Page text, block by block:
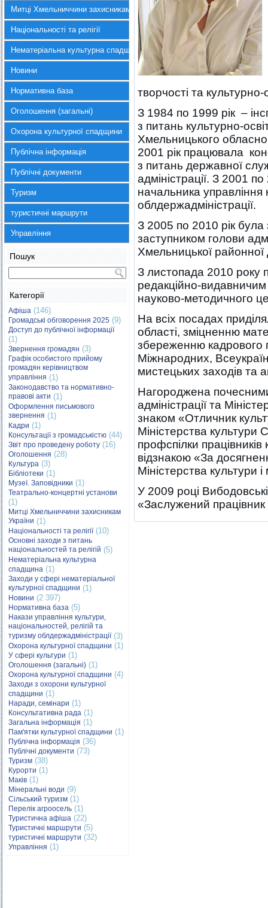
Митці Хмельниччини захисникам України
Національності та релігії
Нематеріальна культурна спадщина
Новини
Нормативна база
Оголошення (загальні)
Охорона культурної спадщини
Публічна інформація
Публічні документи
Туризм
туристичні маршрути
Управління
Пошук
Категорії
Афіша (146)
Громадські обговорення 2025 (9)
Доступ до публічної інформації
(1)
Звернення громадян (3)
Графік особистого прийому
громадян керівництвом
управління (1)
Законодавство та нормативно-
правові акти (1)
Оформлення письмового
звернення (1)
Кадри (1)
Консультації з громадськістю (44)
Звіт про проведену роботу (16)
Оголошення (28)
Культура (3)
Бібліотеки (1)
Музеї. Заповідники (1)
Театрально-концертні установи
(1)
Митці Хмельниччини захисникам
України (1)
Національності та релігії(10)
Основні заходи з питань
національностей та релігій (5)
Нематеріальна культурна
спадщина (1)
Заходи у сфері нематеріальної
культурної спадщини (1)
Новини (2 397)
Нормативна база (5)
Накази управління культури,
національностей, релігій та
туризму облдержадміністрації(3)
Охорона культурної спадщини (1)
У сфері культури (1)
Оголошення (загальні) (1)
Охорона культурної спадщини (4)
Заходи з охорони культурної
спадщини (1)
Наради, семінари (1)
Консультативна рада (1)
Загальна інформація (1)
Пам'ятки культурної спадщини (1)
Публічна інформація (36)
Публічні документи (73)
Туризм (38)
Курорти (1)
Маків (1)
Мінеральні води (9)
Сільський туризм (1)
Перелік агроосель (1)
Туристична афіша (22)
Туристичні маршрути (5)
туристичні маршрути (32)
Управління (1)
творчості та культурно-
З 1984 по 1999 рік –
з питань культурно-
Хмельницького
2001 рік працювала
з питань державної
адміністрації. З 2001
начальника управління
облдержадміністрації.
З 2005 по 2010 рік була
заступником голови
Хмельницької районної
З листопада 2010 року
редакційно-
науково-методичного
На всіх посадах
області, зміцненню
збереженню кадрового
Міжнародних,
мистецьких заходів та
Нагороджена
адміністрації та
знаком «Отличник
Міністерства
профспілки
відзнакою «За
Міністерства культури
У 2009 році
«Заслужений працівник